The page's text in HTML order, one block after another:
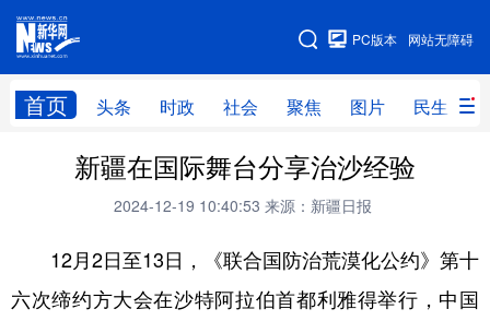
网站无障碍
PC版本
首页 头条 时政 社会 聚焦 图片 民生
网站地图
头条 时政 社会 聚焦
民生 访谈
访惠聚 专题 服务 援疆
云游新疆 云端悦读 云看书画 光影新疆
新疆在国际舞台分享治沙经验
2024-12-19 10:40:53 来源：新疆日报
12月2日至13日，《联合国防治荒漠化公约》第十
六次缔约方大会在沙特阿拉伯首都利雅得举行，中国